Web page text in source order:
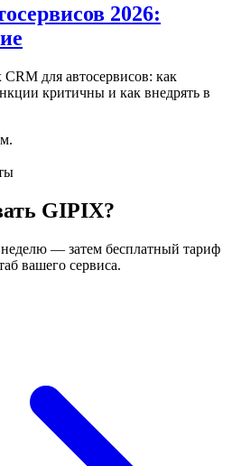
2026:
для автосервисов: как
критичны и как внедрять в
GIPIX?
— затем бесплатный тариф
вашего сервиса.